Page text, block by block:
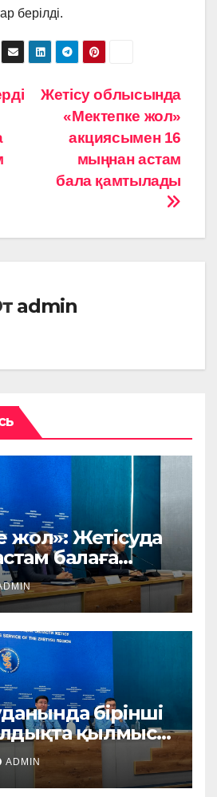
берілді.
Жетісу облысында
«Мектепке жол»
акциясымен 16
мыңнан астам
бала қамтылады
admin
жол»: Жетісуда
балаға
бірінші
қылмыс
ға төмендеді
ADMIN